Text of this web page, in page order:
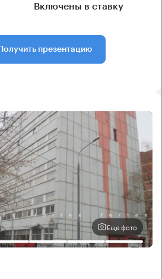
Включены в ставку
Получить презентацию
Еще фото